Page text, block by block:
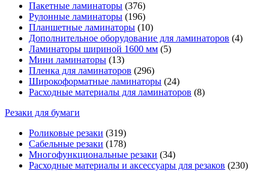
Пакетные ламинаторы (376)
Рулонные ламинаторы (196)
Планшетные ламинаторы (10)
Дополнительное оборудование для ламинаторов (4)
Ламинаторы шириной 1600 мм (5)
Мини ламинаторы (13)
Пленка для ламинаторов (296)
Широкоформатные ламинаторы (24)
Расходные материалы для ламинаторов (8)
Резаки для бумаги
Роликовые резаки (319)
Сабельные резаки (178)
Многофункциональные резаки (34)
Расходные материалы и аксессуары для резаков (230)